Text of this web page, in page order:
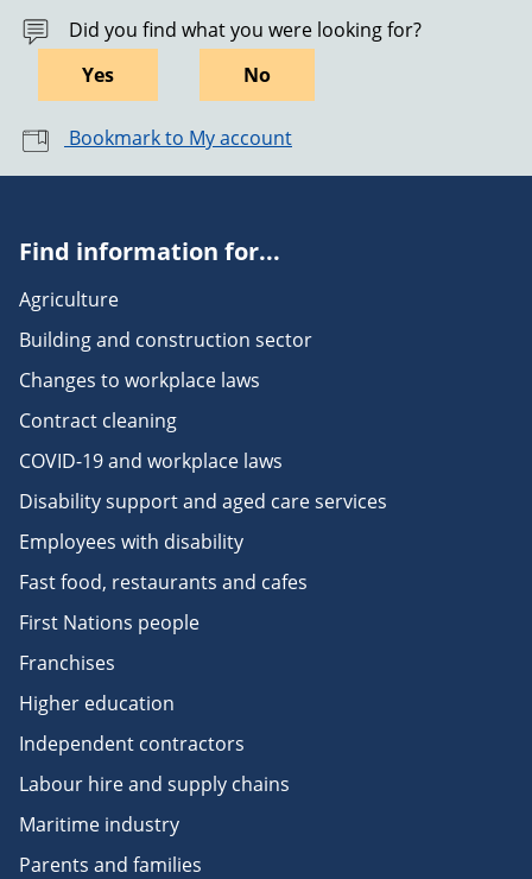
Did you find what you were looking for?
Yes
No
Bookmark to My account
Find information for...
Agriculture
Building and construction sector
Changes to workplace laws
Contract cleaning
COVID-19 and workplace laws
Disability support and aged care services
Employees with disability
Fast food, restaurants and cafes
First Nations people
Franchises
Higher education
Independent contractors
Labour hire and supply chains
Maritime industry
Parents and families